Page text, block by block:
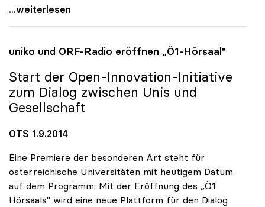
Uni-Budget: Rektoren für „Investitionen in
...weiterlesen
uniko und ORF-Radio eröffnen „Ö1-Hörsaal"
Start der Open-Innovation-Initiative
zum Dialog zwischen Unis und
Gesellschaft
OTS 1.9.2014
Eine Premiere der besonderen Art steht für
österreichische Universitäten mit heutigem Datum
auf dem Programm: Mit der Eröffnung des „Ö1
Hörsaals" wird eine neue Plattform für den Dialog